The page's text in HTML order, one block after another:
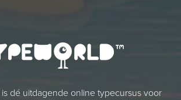
is dé uitdagende online typecursus voor